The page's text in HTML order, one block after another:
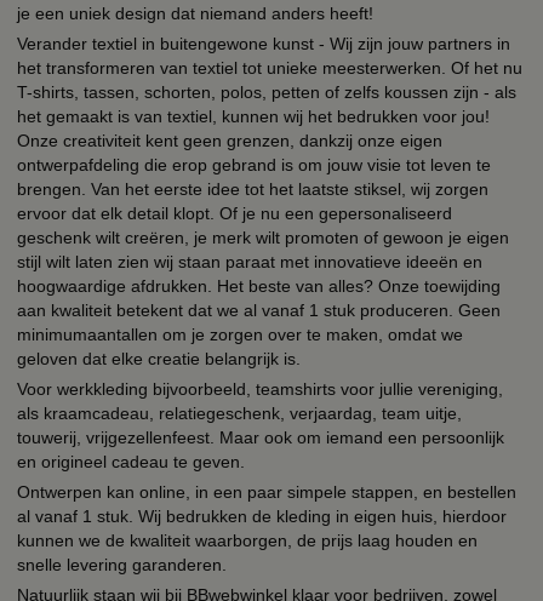
je een uniek design dat niemand anders heeft!
Verander textiel in buitengewone kunst - Wij zijn jouw partners in
het transformeren van textiel tot unieke meesterwerken. Of het nu
T-shirts, tassen, schorten, polos, petten of zelfs koussen zijn - als
het gemaakt is van textiel, kunnen wij het bedrukken voor jou!
Onze creativiteit kent geen grenzen, dankzij onze eigen
ontwerpafdeling die erop gebrand is om jouw visie tot leven te
brengen. Van het eerste idee tot het laatste stiksel, wij zorgen
ervoor dat elk detail klopt. Of je nu een gepersonaliseerd
geschenk wilt creëren, je merk wilt promoten of gewoon je eigen
stijl wilt laten zien wij staan paraat met innovatieve ideeën en
hoogwaardige afdrukken. Het beste van alles? Onze toewijding
aan kwaliteit betekent dat we al vanaf 1 stuk produceren. Geen
minimumaantallen om je zorgen over te maken, omdat we
geloven dat elke creatie belangrijk is.
Voor werkkleding bijvoorbeeld, teamshirts voor jullie vereniging,
als kraamcadeau, relatiegeschenk, verjaardag, team uitje,
touwerij, vrijgezellenfeest. Maar ook om iemand een persoonlijk
en origineel cadeau te geven.
Ontwerpen kan online, in een paar simpele stappen, en bestellen
al vanaf 1 stuk. Wij bedrukken de kleding in eigen huis, hierdoor
kunnen we de kwaliteit waarborgen, de prijs laag houden en
snelle levering garanderen.
Natuurlijk staan wij bij BBwebwinkel klaar voor bedrijven, zowel